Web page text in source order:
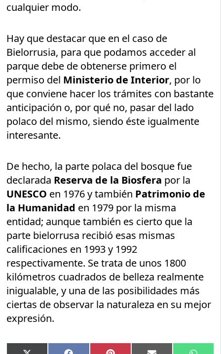
cualquier modo.
Hay que destacar que en el caso de
Bielorrusia, para que podamos acceder al
parque debe de obtenerse primero el
permiso del Ministerio de Interior, por lo
que conviene hacer los trámites con bastante
anticipación o, por qué no, pasar del lado
polaco del mismo, siendo éste igualmente
interesante.
De hecho, la parte polaca del bosque fue
declarada Reserva de la Biosfera por la
UNESCO en 1976 y también Patrimonio de
la Humanidad en 1979 por la misma
entidad; aunque también es cierto que la
parte bielorrusa recibió esas mismas
calificaciones en 1993 y 1992
respectivamente. Se trata de unos 1800
kilómetros cuadrados de belleza realmente
inigualable, y una de las posibilidades más
ciertas de observar la naturaleza en su mejor
expresión.